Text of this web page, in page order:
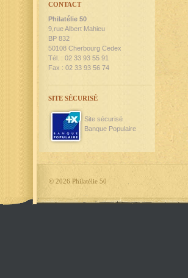
CONTACT
Philatélie 50
9,rue Albert Mahieu
BP 832
50108 Cherbourg Cedex
Tél. : 02 33 93 55 91
Fax : 02 33 93 56 74
SITE SÉCURISÉ
Site sécurisé
Banque Populaire
© 2026 Philatélie 50